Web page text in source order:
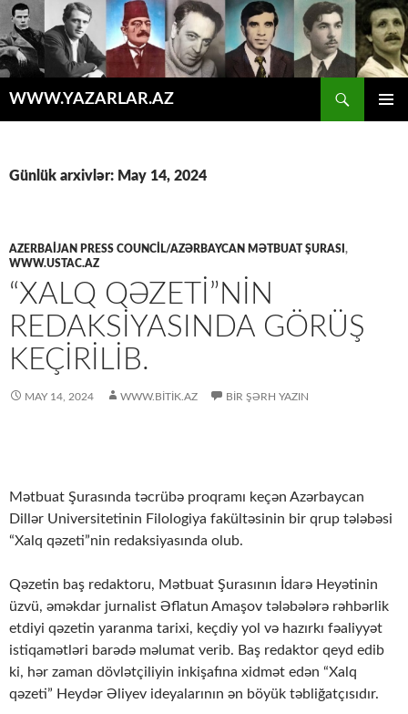
WWW.YAZARLAR.AZ
Günlük arxivlər: May 14, 2024
AZERBAIJAN PRESS COUNCIL/AZƏRBAYCAN MƏTBUAT ŞURASI ,
WWW.USTAC.AZ
“XALQ QƏZETI”NIN
REDAKSIYASINDA GÖRÜŞ
KEÇIRILIB.
MAY 14, 2024 WWW.BITIK.AZ BIR ŞƏRH YAZIN
Mətbuat Şurasında təcrübə proqramı keçən Azərbaycan
Dillər Universitetinin Filologiya fakültəsinin bir qrup tələbəsi
“Xalq qəzeti”nin redaksiyasında olub.
Qəzetin baş redaktoru, Mətbuat Şurasının İdarə Heyətinin
üzvü, əməkdar jurnalist Əflatun Amaşov tələbələrə rəhbərlik
etdiyi qəzetin yaranma tarixi, keçdiy yol və hazırkı fəaliyyət
istiqamətləri barədə məlumat verib. Baş redaktor qeyd edib
ki, hər zaman dövlətçiliyin inkişafına xidmət edən “Xalq
qəzeti” Heydər Əliyev ideyalarının ən böyük təbliğatçısıdır.